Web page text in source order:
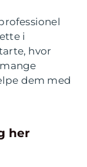
i
hvor
dem med
her